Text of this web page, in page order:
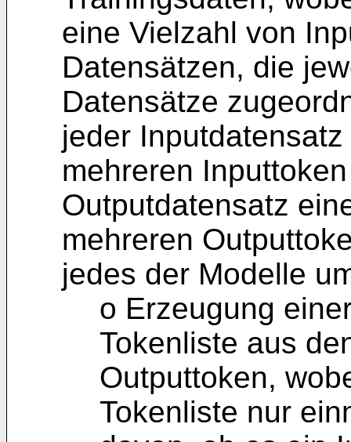
eine Vielzahl von
Datensätzen, die
Datensätze
jeder
mehreren
Outputdatensatz
mehreren
jedes der Modelle
o Erzeugung
Tokenliste aus
Outputtoken,
Tokenliste nur